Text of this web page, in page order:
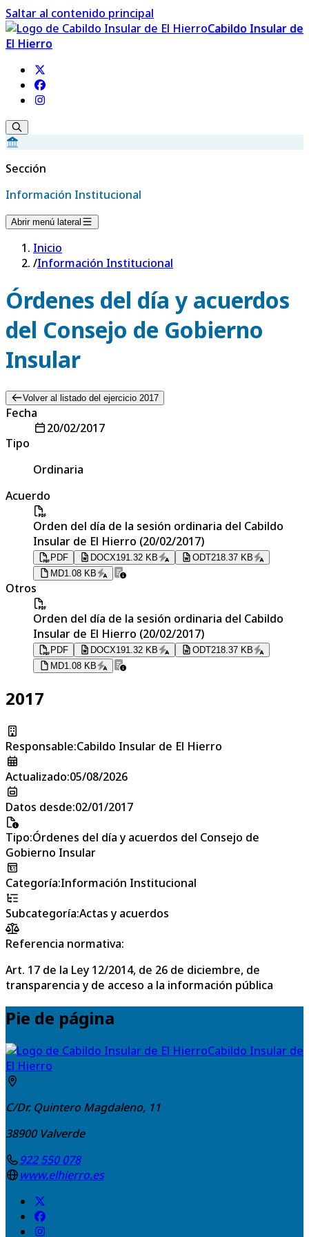
Saltar al contenido principal
Cabildo Insular de
El Hierro
Sección
Información Institucional
Abrir menú lateral
Inicio
/Información Institucional
Órdenes del día y acuerdos
del Consejo de Gobierno
Insular
Volver al listado del ejercicio 2017
Fecha
20/02/2017
Tipo
Ordinaria
Acuerdo
Orden del día de la sesión ordinaria del Cabildo
Insular de El Hierro (20/02/2017)
PDF DOCX191.32 KB ODT218.37 KB
MD1.08 KB
Otros
Orden del día de la sesión ordinaria del Cabildo
Insular de El Hierro (20/02/2017)
PDF DOCX191.32 KB ODT218.37 KB
MD1.08 KB
2017
Responsable:Cabildo Insular de El Hierro
Actualizado:05/08/2026
Datos desde:02/01/2017
Tipo:Órdenes del día y acuerdos del Consejo de
Gobierno Insular
Categoría:Información Institucional
Subcategoría:Actas y acuerdos
Referencia normativa:
Art. 17 de la Ley 12/2014, de 26 de diciembre, de
transparencia y de acceso a la información pública
Pie de página
Cabildo Insular de
El Hierro
C/Dr. Quintero Magdaleno, 11
38900 Valverde
922 550 078
www.elhierro.es